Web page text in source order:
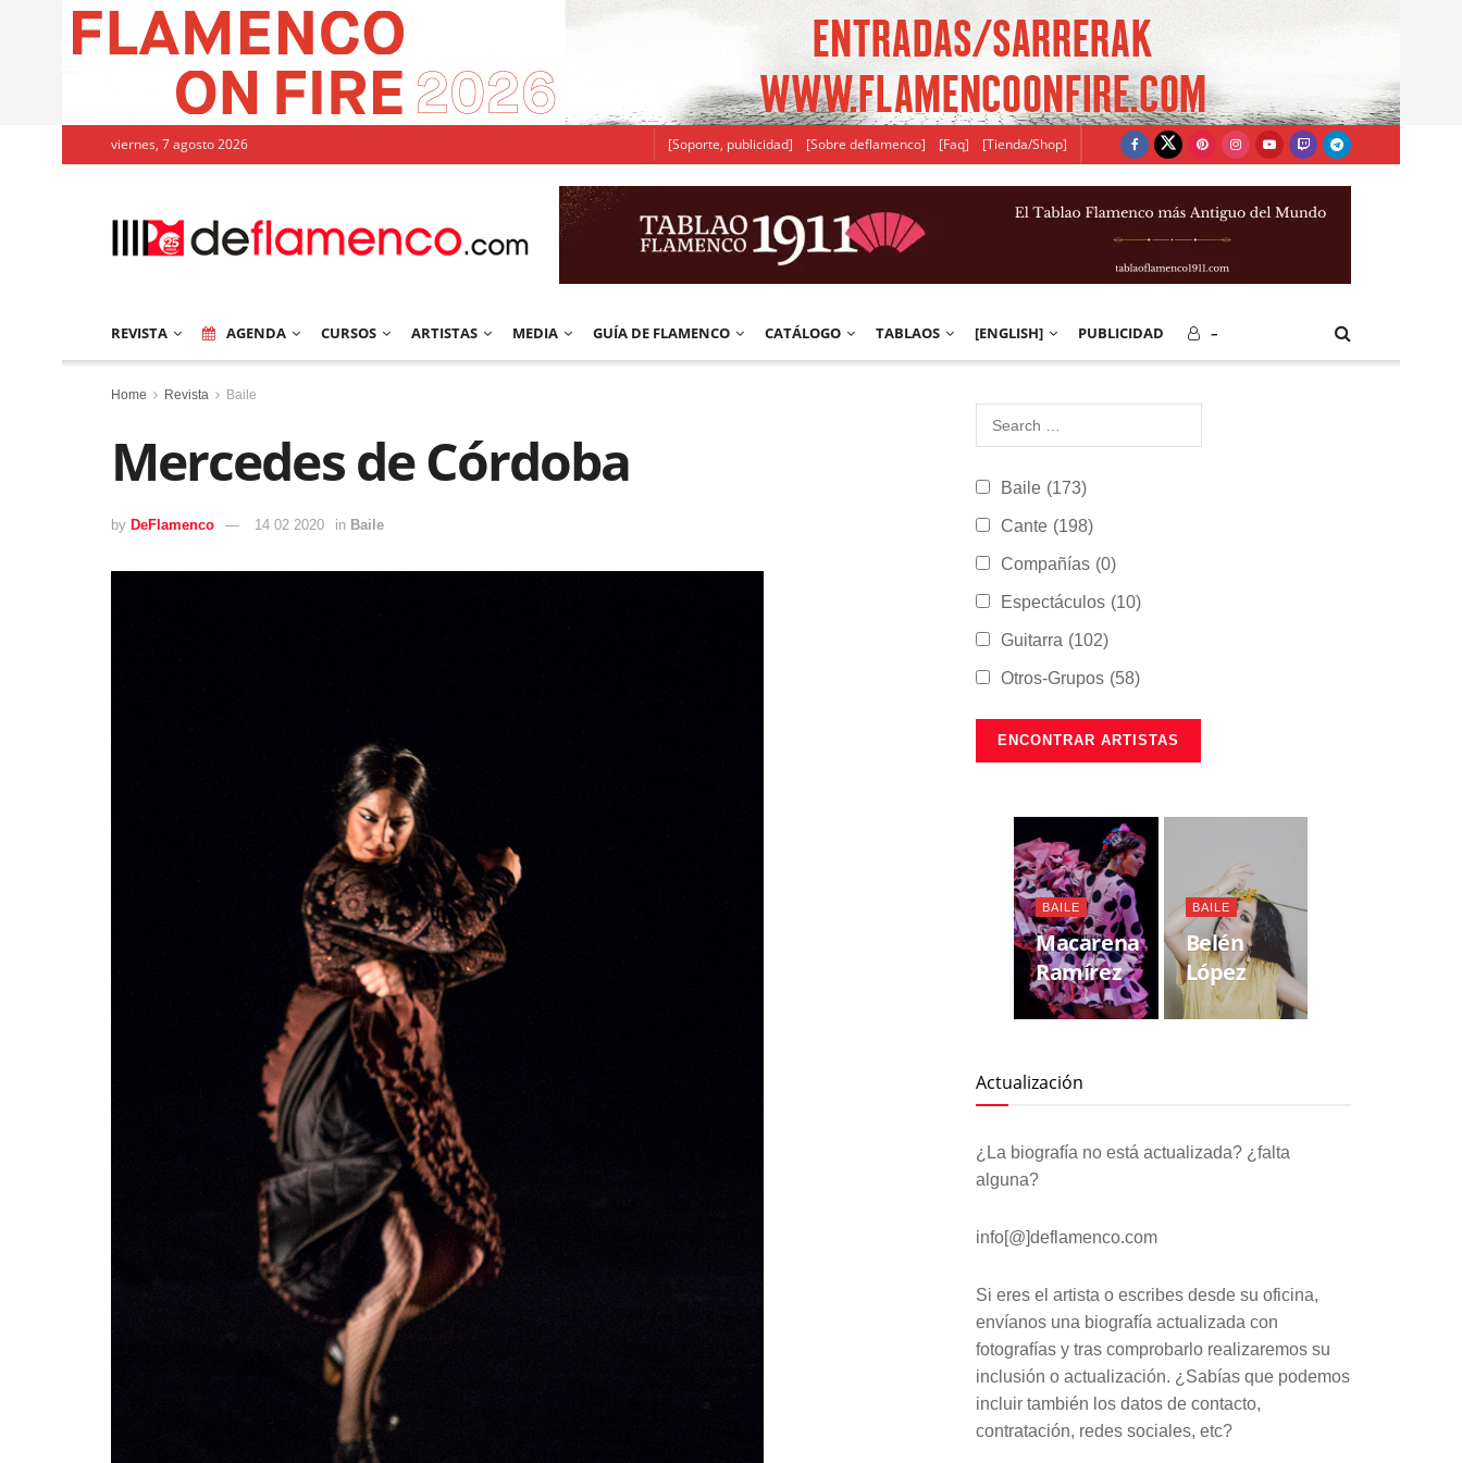
viernes, 7 agosto 2026 [Soporte, publicidad] [Sobre deflamenco] [Faq] [Tienda/Shop]
REVISTA AGENDA CURSOS ARTISTAS MEDIA GUÍA DE FLAMENCO CATÁLOGO TABLAOS [ENGLISH] PUBLICIDAD –
Home Revista Baile
Mercedes de Córdoba
by DeFlamenco 14 02 2020 in Baile
Baile (173)
Cante (198)
Compañías (0)
Espectáculos (10)
Guitarra (102)
Otros-Grupos (58)
BAILE
Macarena
Ramírez
BAILE
Belén
López
Actualización
¿La biografía no está actualizada? ¿falta
alguna?
info[@]deflamenco.com
Si eres el artista o escribes desde su oficina,
envíanos una biografía actualizada con
fotografías y tras comprobarlo realizaremos su
inclusión o actualización. ¿Sabías que podemos
incluir también los datos de contacto,
contratación, redes sociales, etc?